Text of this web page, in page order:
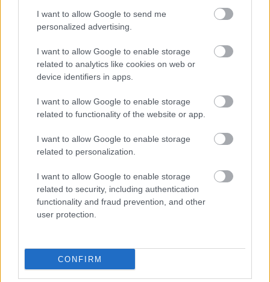
I want to allow Google to send me
personalized advertising.
I want to allow Google to enable storage
related to analytics like cookies on web or
device identifiers in apps.
I want to allow Google to enable storage
related to functionality of the website or app.
I want to allow Google to enable storage
related to personalization.
I want to allow Google to enable storage
related to security, including authentication
functionality and fraud prevention, and other
user protection.
CONFIRM
A párizsi villamosreneszánsz
Balogh Zsolt•2021. szeptember 07.
Párizs, Franciaország fővárosa fontos közlekedési
csomópont, továbbá a világ minden tájáról vonzza a
számítva 2006 januárjában 2 167 944 fő volt, ám
agglomerációival a Párizsi „unité urbaine” (városi
terület) populációja 2005-ben több volt mint 9